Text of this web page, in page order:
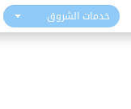
خدمات الشروق